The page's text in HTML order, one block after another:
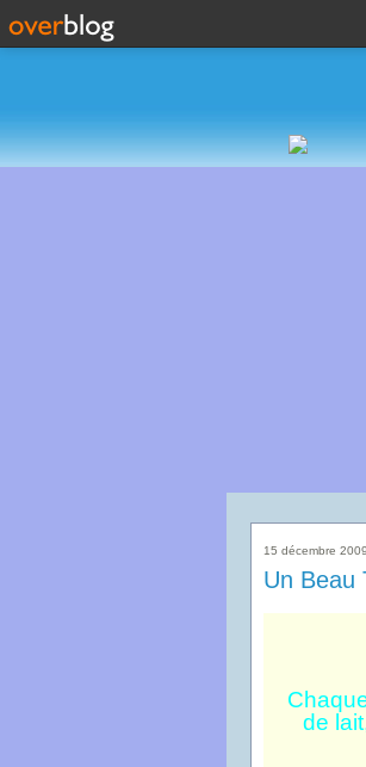
15 décembre 2009
Un Beau
de